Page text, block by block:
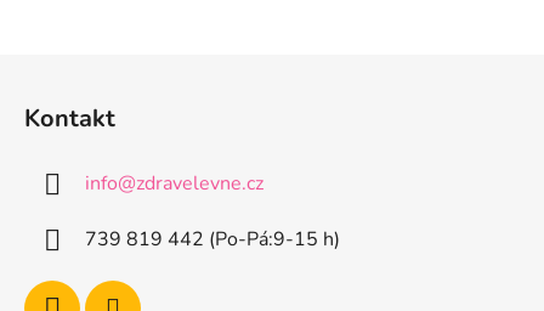
Kontakt
info@zdravelevne.cz
739 819 442 (Po-Pá:9-15 h)